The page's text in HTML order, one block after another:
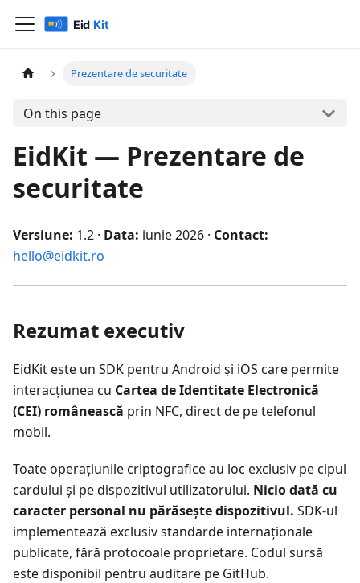
Prezentare de securitate
On this page
EidKit — Prezentare de
securitate
Versiune: 1.2 · Data: iunie 2026 · Contact:
hello@eidkit.ro
Rezumat executiv
EidKit este un SDK pentru Android și iOS care permite
interacțiunea cu Cartea de Identitate Electronică
(CEI) românească prin NFC, direct de pe telefonul
mobil.
Toate operațiunile criptografice au loc exclusiv pe cipul
cardului și pe dispozitivul utilizatorului. Nicio dată cu
caracter personal nu părăsește dispozitivul. SDK-ul
implementează exclusiv standarde internaționale
publicate, fără protocoale proprietare. Codul sursă
este disponibil pentru auditare pe GitHub.